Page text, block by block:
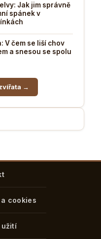
Jak jim správně
spánek v
V čem se liší chov
a snesou se spolu
→
cookies
užití